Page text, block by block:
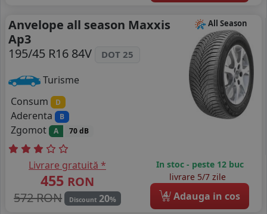
All Season
Anvelope all season Maxxis
Ap3
195/45 R16 84V
DOT 25
Turisme
Consum
D
Aderenta B
Zgomot A 70 dB
Livrare gratuită *
455 RON
572 RON
Discount 20%
In stoc - peste 12 buc
livrare 5/7 zile
4 Adauga in cos